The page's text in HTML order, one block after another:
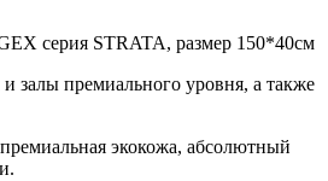
серия STRATA, размер 150*40см
залы премиального уровня, а также
экокожа, абсолютный